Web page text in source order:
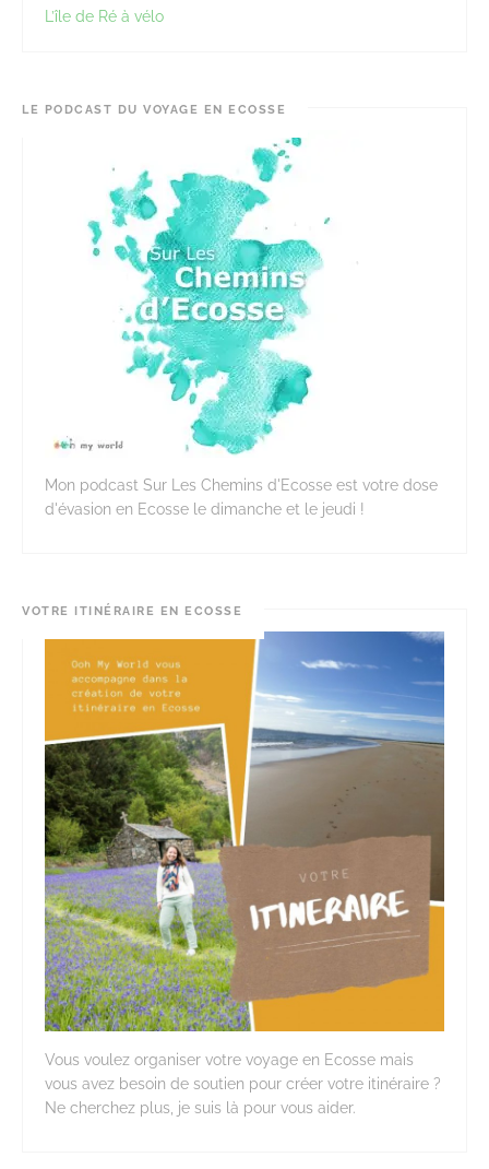
L’île de Ré à vélo
LE PODCAST DU VOYAGE EN ECOSSE
Mon podcast Sur Les Chemins d'Ecosse est votre dose
d'évasion en Ecosse le dimanche et le jeudi !
VOTRE ITINÉRAIRE EN ECOSSE
Vous voulez organiser votre voyage en Ecosse mais
vous avez besoin de soutien pour créer votre itinéraire ?
Ne cherchez plus, je suis là pour vous aider.